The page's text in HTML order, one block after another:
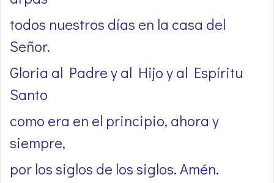
todos nuestros días en la casa del
Señor.
Gloria al Padre y al Hijo y al Espíritu
Santo
como era en el principio, ahora y
siempre,
por los siglos de los siglos. Amén.